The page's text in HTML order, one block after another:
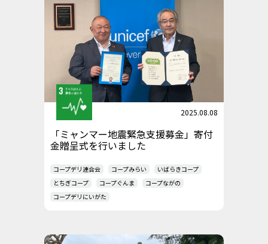
2025.08.08
「ミャンマー地震緊急支援募金」寄付
金贈呈式を行いました
コープデリ連合会 コープみらい
いばらきコープ
とちぎコープ
コープぐんま
コープながの
コープデリにいがた